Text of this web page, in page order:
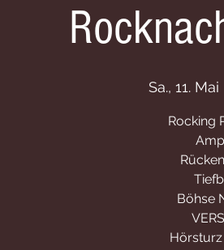
Sa., 11. Mai
Rocking
Böhse